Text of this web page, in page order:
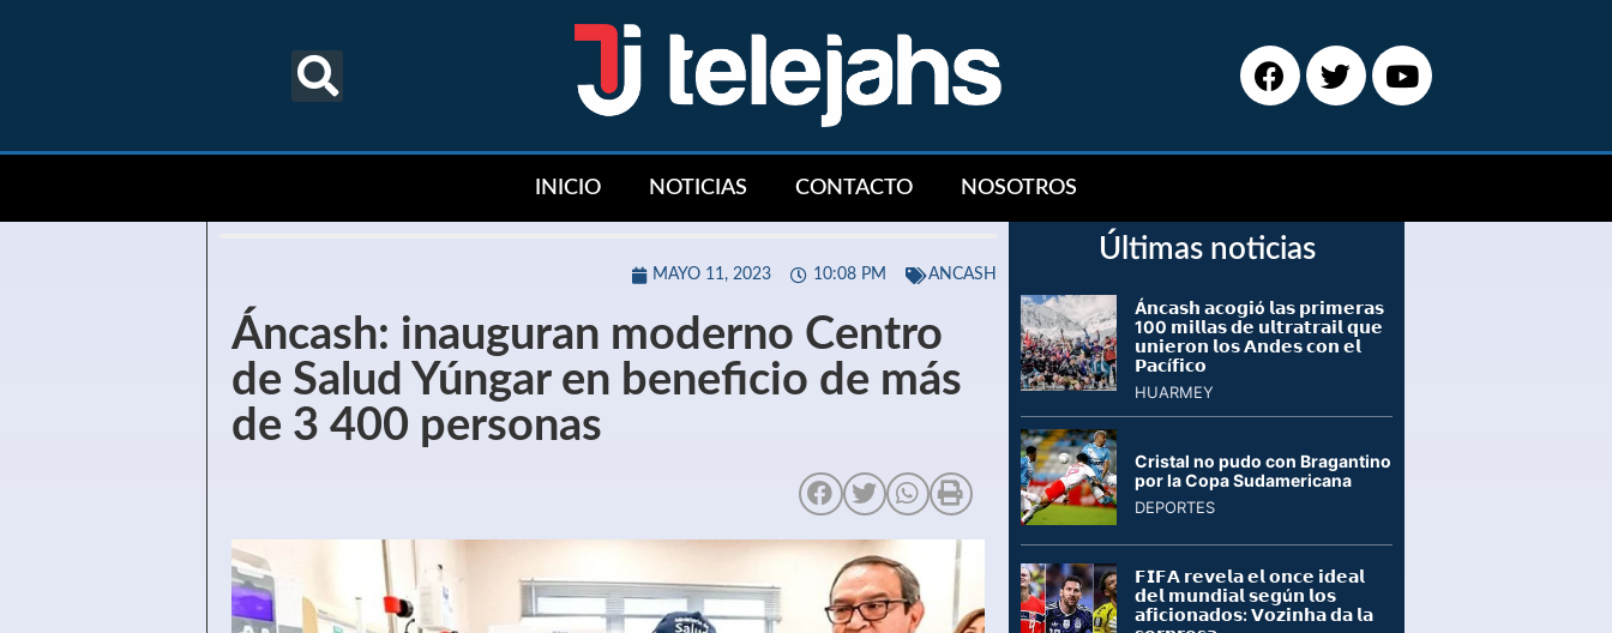
INICIO NOTICIAS CONTACTO NOSOTROS
MAYO 11, 2023 10:08 PM ANCASH
Áncash: inauguran moderno Centro
de Salud Yúngar en beneficio de más
de 3 400 personas
Últimas noticias
Á𝗻𝗰𝗮𝘀𝗵 𝗮𝗰𝗼𝗴𝗶ó 𝗹𝗮𝘀 𝗽𝗿𝗶𝗺𝗲𝗿𝗮𝘀
100 𝗺𝗶𝗹𝗹𝗮𝘀 𝗱𝗲 𝘂𝗹𝘁𝗿𝗮𝘁𝗿𝗮𝗶𝗹 𝗾𝘂𝗲
𝘂𝗻𝗶𝗲𝗿𝗼𝗻 𝗹𝗼𝘀 𝗔𝗻𝗱𝗲𝘀 𝗰𝗼𝗻 𝗲𝗹
𝗣𝗮𝗰í𝗳𝗶𝗰𝗼
HUARMEY
Cristal no pudo con Bragantino
por la Copa Sudamericana
DEPORTES
𝗙𝗜𝗙𝗔 𝗿𝗲𝘃𝗲𝗹𝗮 𝗲𝗹 𝗼𝗻𝗰𝗲 𝗶𝗱𝗲𝗮𝗹
𝗱𝗲𝗹 𝗺𝘂𝗻𝗱𝗶𝗮𝗹 𝘀𝗲𝗴ú𝗻 𝗹𝗼𝘀
𝗮𝗳𝗶𝗰𝗶𝗼𝗻𝗮𝗱𝗼𝘀: 𝗩𝗼𝘇𝗶𝗻𝗵𝗮 𝗱𝗮 𝗹𝗮